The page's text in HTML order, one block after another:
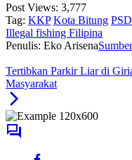
Post Views: 3,777
Tag: KKP Kota Bitung
Illegal fishing Filipina
Penulis: Eko Arisena
Tertibkan Parkir Liar di
Masyarakat